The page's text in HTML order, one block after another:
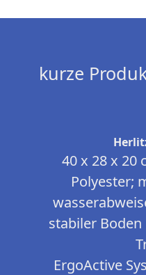
kurze
40 x 28 x 20
Polyester;
stabiler
ErgoActive